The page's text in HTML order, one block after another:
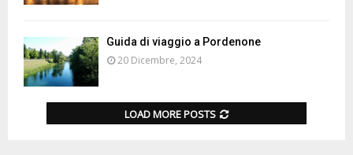
Guida di viaggio a Pordenone
20 Dicembre, 2024
LOAD MORE POSTS